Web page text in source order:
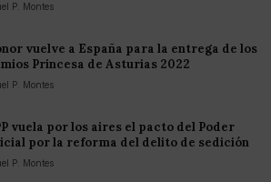
P. Montes
vuelve a España para la entrega de los
Princesa de Asturias 2022
P. Montes
vuela por los aires el pacto del Poder
por la reforma del delito de sedición
P. Montes